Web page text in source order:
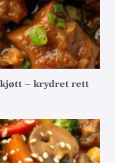
– krydret rett